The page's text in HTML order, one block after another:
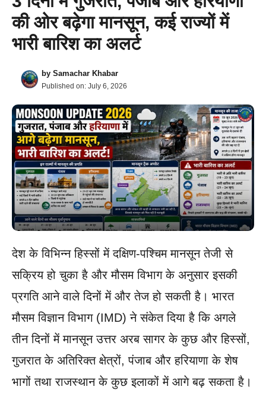
की ओर बढ़ेगा मानसून, कई राज्यों में
भारी बारिश का अलर्ट
by Samachar Khabar
Published on: July 6, 2026
देश के विभिन्न हिस्सों में दक्षिण-पश्चिम मानसून तेजी से
सक्रिय हो चुका है और मौसम विभाग के अनुसार इसकी
प्रगति आने वाले दिनों में और तेज हो सकती है। भारत
मौसम विज्ञान विभाग (IMD) ने संकेत दिया है कि अगले
तीन दिनों में मानसून उत्तर अरब सागर के कुछ और हिस्सों,
गुजरात के अतिरिक्त क्षेत्रों, पंजाब और हरियाणा के शेष
भागों तथा राजस्थान के कुछ इलाकों में आगे बढ़ सकता है।